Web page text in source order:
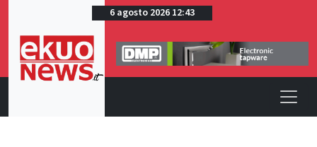
6 agosto 2026 12:43